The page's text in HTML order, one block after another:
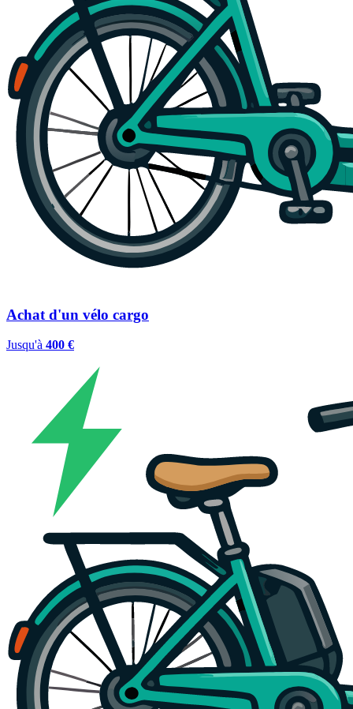
Achat d'un vélo cargo
Jusqu'à 400 €